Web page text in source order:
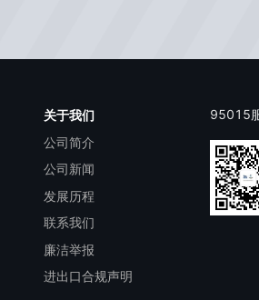
关于我们
公司简介
公司新闻
发展历程
联系我们
廉洁举报
进出口合规声明
95015